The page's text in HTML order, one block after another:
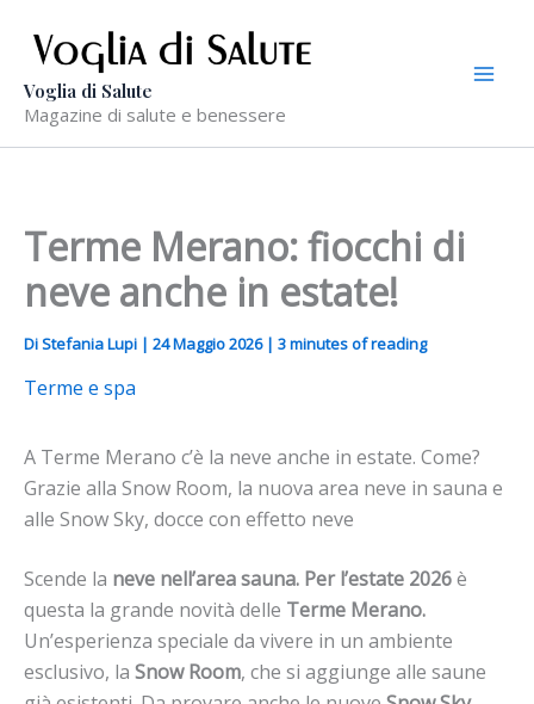
contenuto
Voglia di Salute
Magazine di salute e benessere
Terme Merano: fiocchi di
neve anche in estate!
DiStefania Lupi | 24 Maggio 2026 | 3 minutes of reading
Terme e spa
A Terme Merano c’è la neve anche in estate. Come?
Grazie alla Snow Room, la nuova area neve in sauna e
alle Snow Sky, docce con effetto neve
Scende la neve nell’area sauna. Per l’estate 2026è
questa la grande novità delle Terme Merano.
Un’esperienza speciale da vivere in un ambiente
esclusivo, la Snow Room, che si aggiunge alle saune